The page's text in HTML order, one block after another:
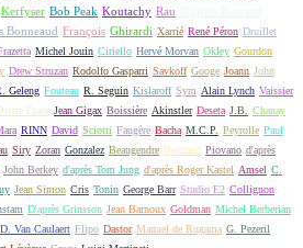
Kerfyser Bob Peak Koutachy Rau D'après Howard
Bonneaud François Ghirardi Xarrié René Péron Druillet
Michel Jouin Ciriello Hervé Morvan Okley Gourdon
Drew Struzan Rodolfo Gasparri Savkoff Googe Joann John
Geleng Fouteau R. Seguin Kislaroff Sym Alain Lynch Vaissier
Pierre Etaix Jean Gigax Boissière Akinstler Deseta J.B.
Chanay
RINN David Sciotti Faugère Bacha M.C.P. Peyrolle Paul
Siry Zoran Gonzalez Beaugendre Bertrand Piovano d'après
John Berkey d'après Tom Jung d'après Roger Kastel Amsel C.
Jean Simon Cris Tonin George Barr Studio E2 Collignon
D'après Grinsson Jean Barnoux Goldman Michel Berberian
Van Caulaert Flipo Dastor Manuel de Rugama G. Pezeril